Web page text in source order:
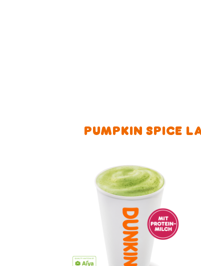
PUMPKIN SPICE